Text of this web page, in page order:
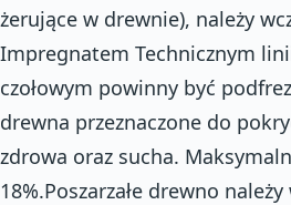
żerujące w drewnie), należy
Impregnatem Technicznym
czołowym powinny być
drewna przeznaczone do
zdrowa oraz sucha.
18%.Poszarzałe drewno